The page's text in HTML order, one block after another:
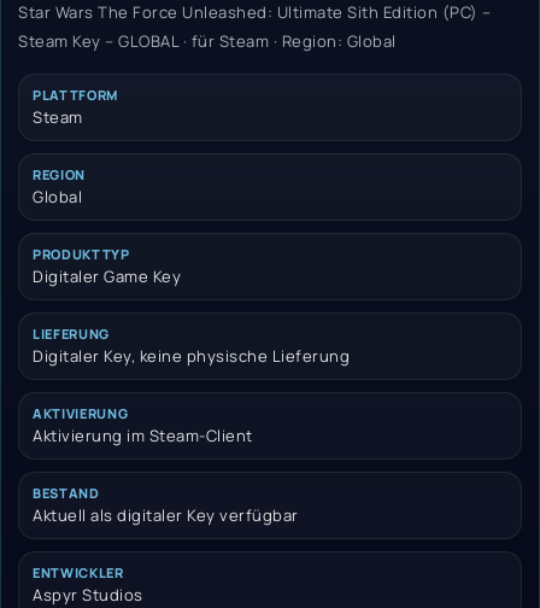
Star Wars The Force Unleashed: Ultimate Sith Edition (PC) –
Steam Key – GLOBAL · für Steam · Region: Global
PLATTFORM
Steam
REGION
Global
PRODUKTTYP
Digitaler Game Key
LIEFERUNG
Digitaler Key, keine physische Lieferung
AKTIVIERUNG
Aktivierung im Steam-Client
BESTAND
Aktuell als digitaler Key verfügbar
ENTWICKLER
Aspyr Studios